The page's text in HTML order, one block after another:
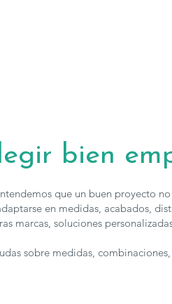
bien
que un buen proyecto
en medidas, acabados,
marcas, soluciones
sobre medidas,